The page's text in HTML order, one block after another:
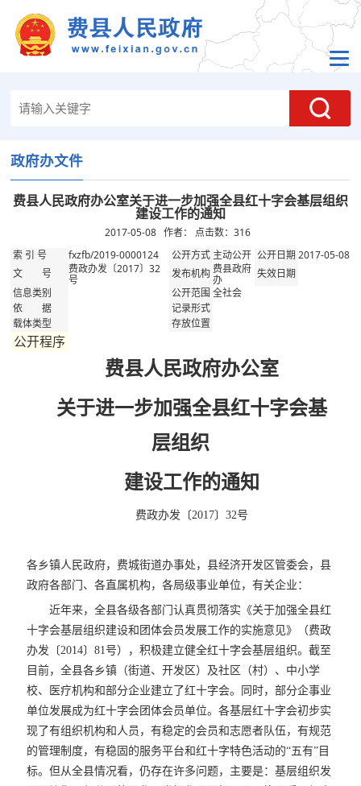
政府办文件
费县人民政府办公室关于进一步加强全县红十字会基层组织
建设工作的通知
2017-05-08 作者： 点击数：316
索 引 号 fxzfb/2019-0000124 公开方式 主动公开 公开日期2017-05-08
文 号
费政办发〔2017〕32
号
发布机构费县政府
办
失效日期
信息类别
公开范围全社会
依 据
记录形式
载体类型
存放位置
公开程序
费县人民政府办公室
关于进一步加强全县红十字会基
层组织
建设工作的通知
费政办发〔2017〕32号
各乡镇人民政府，费城街道办事处，县经济开发区管委会，县
政府各部门、各直属机构，各局级事业单位，有关企业：
近年来，全县各级各部门认真贯彻落实《关于加强全县红
十字会基层组织建设和团体会员发展工作的实施意见》（费政
办发〔2014〕81号），积极建立健全红十字会基层组织。截至
目前，全县各乡镇（街道、开发区）及社区（村）、中小学
校、医疗机构和部分企业建立了红十字会。同时，部分企事业
单位发展成为红十字会团体会员单位。各基层红十字会初步实
现了有组织机构和人员，有稳定的会员和志愿者队伍，有规范
的管理制度，有稳固的服务平台和红十字特色活动的“五有”目
标。但从全县情况看，仍存在许多问题，主要是：基层组织发